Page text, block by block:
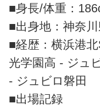
■身長/体重：
■出身地：神奈
■経歴：横浜港
光学園高 - ジュ
- ジュビロ磐田
■出場記録